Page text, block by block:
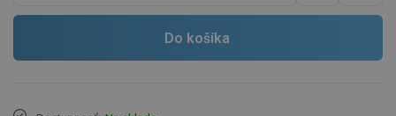
Do košíka